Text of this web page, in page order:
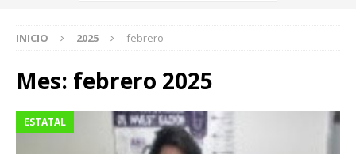
INICIO 2025 febrero
Mes: febrero 2025
ESTATAL